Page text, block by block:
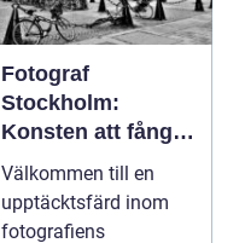
Fotograf
Stockholm:
Konsten att fånga
ögonblicket
Välkommen till en
upptäcktsfärd inom
fotografiens